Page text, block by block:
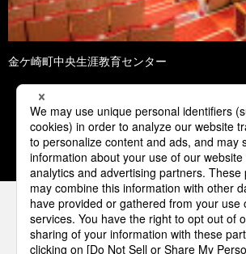
金ケ崎町中央生涯教育センター
1 2 3 4 5
パナソニックの電気設備 SNS